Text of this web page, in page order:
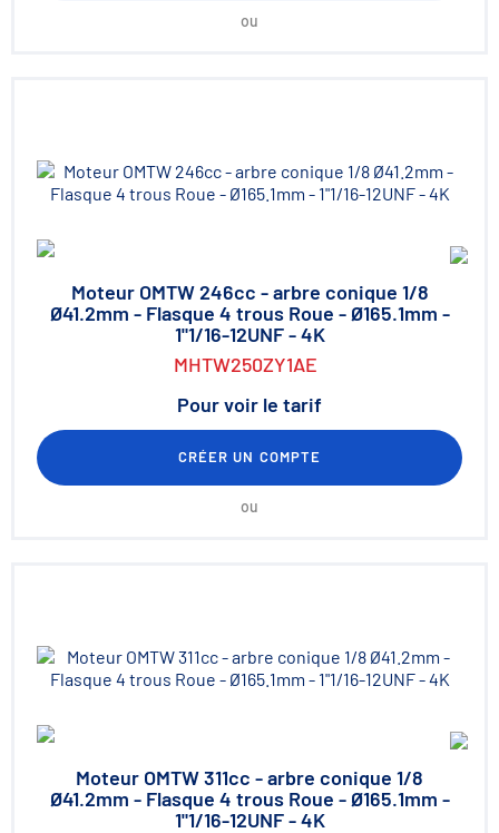
ou
Moteur OMTW 246cc - arbre conique 1/8
Ø41.2mm - Flasque 4 trous Roue - Ø165.1mm -
1"1/16-12UNF - 4K
MHTW250ZY1AE
Pour voir le tarif
CRÉER UN COMPTE
ou
Moteur OMTW 311cc - arbre conique 1/8
Ø41.2mm - Flasque 4 trous Roue - Ø165.1mm -
1"1/16-12UNF - 4K